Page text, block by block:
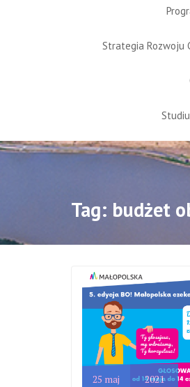
Strategia Rozwoju
Tag: budżet
25 maj 2021